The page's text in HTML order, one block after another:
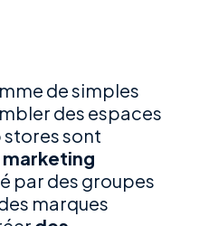
de simples
des espaces
sont
par des groupes
marques